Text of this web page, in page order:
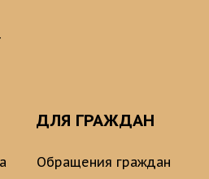
ДЛЯ ГРАЖДАН
Обращения граждан